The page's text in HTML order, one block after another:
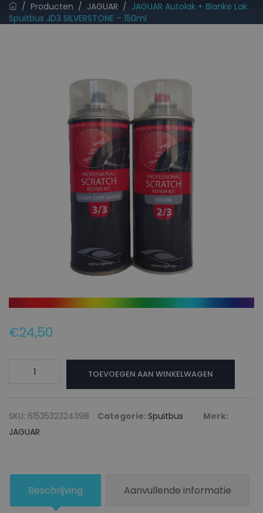
/ Producten / JAGUAR / JAGUAR Autolak + Blanke Lak
Spuitbus JD3 SILVERSTONE – 150ml
€24,50
JAGUAR
Blanke
lak
SILVERSTONE
150ml
TOEVOEGEN AAN WINKELWAGEN
SKU: 6153532324398 Categorie: Spuitbus
Merk:
JAGUAR
Beschrijving Aanvullende informatie